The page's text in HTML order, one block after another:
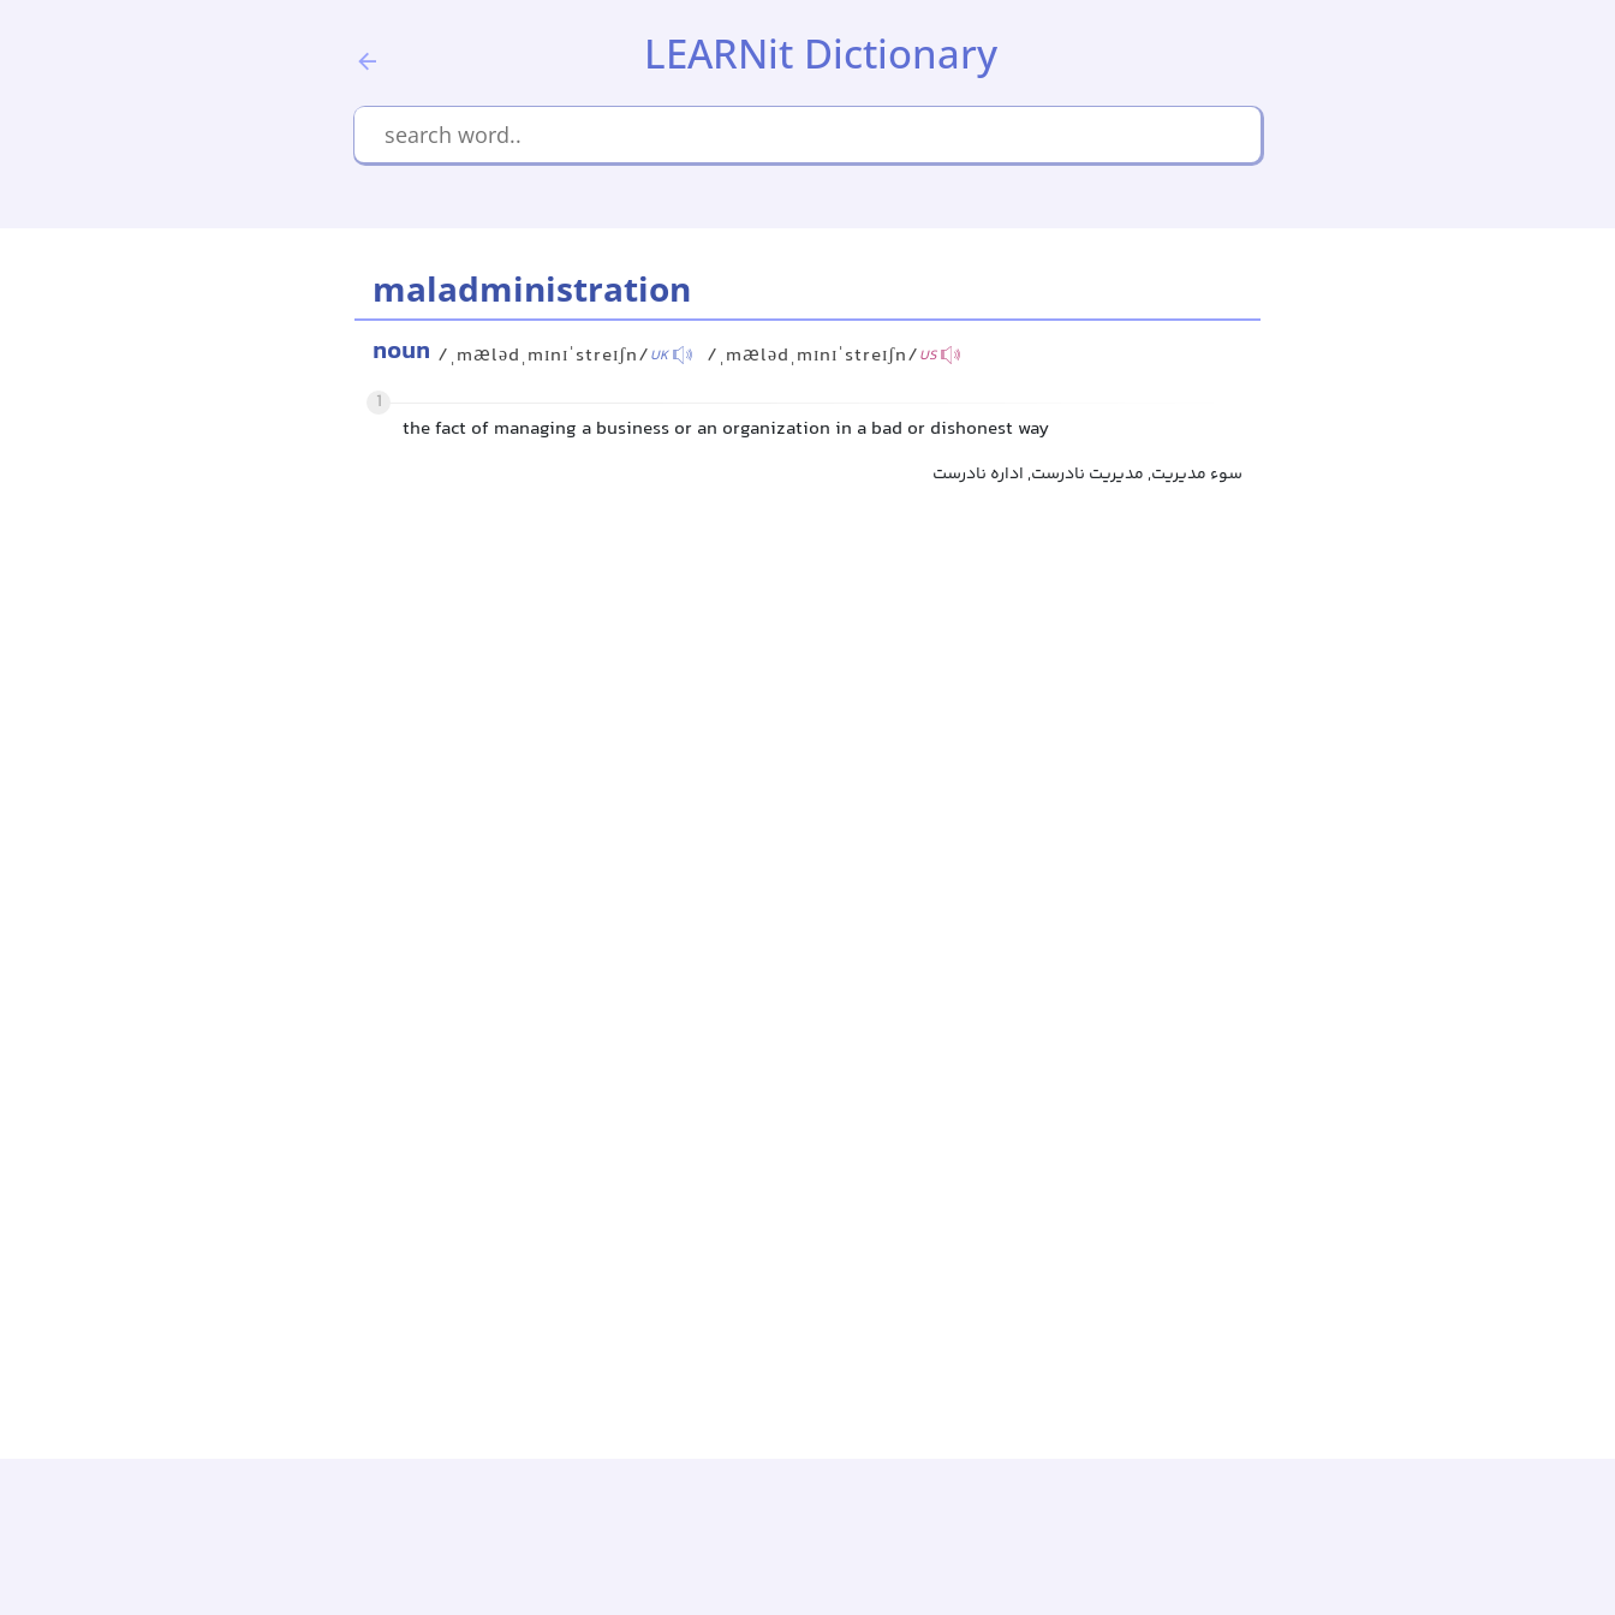
LEARNit Dictionary
maladministration
noun /ˌmælədˌmɪnɪˈstreɪʃn/UK /ˌmælədˌmɪnɪˈstreɪʃn/US
1
the fact of managing a business or an organization in a bad or dishonest way
سوء مدیریت, مدیریت نادرست, اداره نادرست